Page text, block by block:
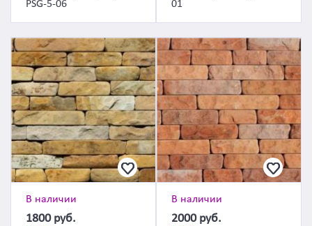
PSG-5-06
01
В наличии
1800 руб.
В наличии
2000 руб.